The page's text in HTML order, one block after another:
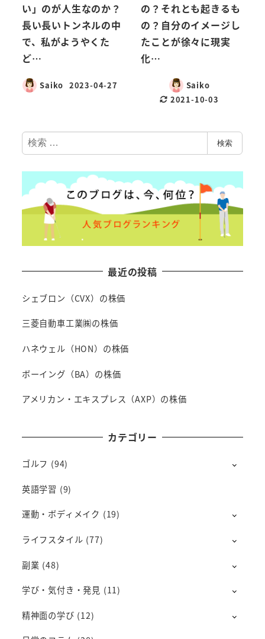
い」のが人生なのか？
長い長いトンネルの中
で、私がようやくた
ど…
Saiko 2023-04-27
の？それとも起きるも
の？自分のイメージし
たことが徐々に現実
化…
Saiko
2021-10-03
検
索
検索
最近の投稿
シェブロン（CVX）の株価
三菱自動車工業㈱の株価
ハネウェル（HON）の株価
ボーイング（BA）の株価
アメリカン・エキスプレス（AXP）の株価
カテゴリー
ゴルフ (94)
英語学習 (9)
運動・ボディメイク (19)
ライフスタイル (77)
副業 (48)
学び・気付き・発見 (11)
精神面の学び (12)